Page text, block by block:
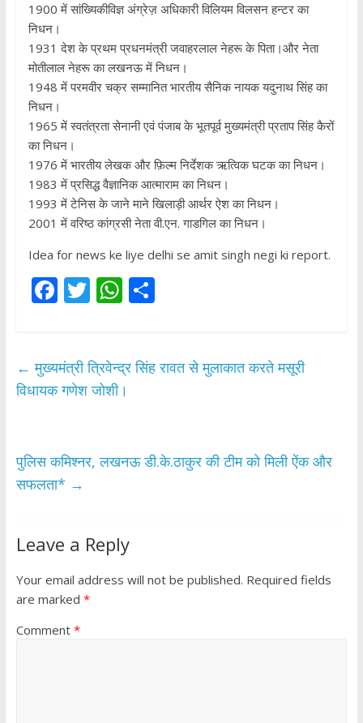
1900 में सांख्यिकीविज्ञ अंग्रेज़ अधिकारी विलियम विलसन हन्टर का
निधन।
1931 देश के प्रथम प्रधनमंत्री जवाहरलाल नेहरू के पिता।और नेता
मोतीलाल नेहरू का लखनऊ में निधन।
1948 में परमवीर चक्र सम्मानित भारतीय सैनिक नायक यदुनाथ सिंह का
निधन।
1965 में स्वतंत्रता सेनानी एवं पंजाब के भूतपूर्व मुख्यमंत्री प्रताप सिंह कैरों
का निधन।
1976 में भारतीय लेखक और फ़िल्म निर्देशक ऋत्विक घटक का निधन।
1983 में प्रसिद्ध वैज्ञानिक आत्माराम का निधन।
1993 में टेनिस के जाने माने खिलाड़ी आर्थर ऐश का निधन।
2001 में वरिष्ठ कांग्रसी नेता वी.एन. गाडगिल का निधन।
Idea for news ke liye delhi se amit singh negi ki report.
F
b
o
k
T
er
W
s
A
S
e
← मुख्यमंत्री त्रिवेन्द्र सिंह रावत से मुलाकात करते मसूरी
विधायक गणेश जोशी।
पुलिस कमिश्नर, लखनऊ डी.के.ठाकुर की टीम को मिली ऐंक और
सफलता* →
Leave a Reply
Your email address will not be published. Required fields
are marked *
Comment *